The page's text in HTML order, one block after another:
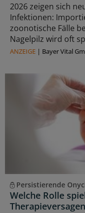
2026 zeigen sich
Infektionen:
zoonotische Fälle
Nagelpilz wird oft
ANZEIGE | Bayer Vital
Persistierende
Welche Rolle